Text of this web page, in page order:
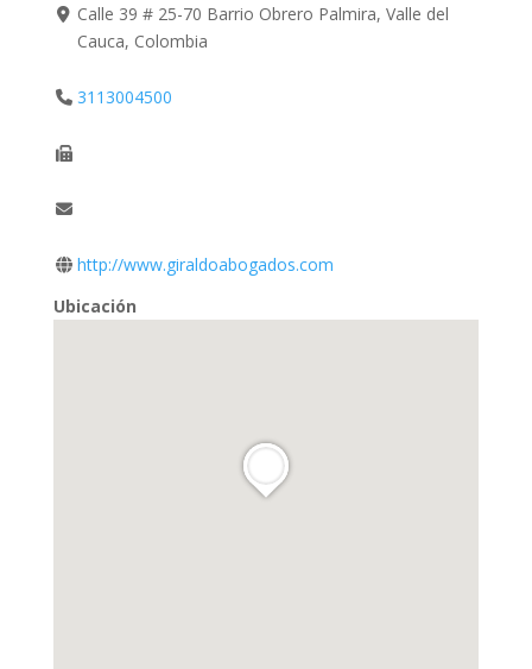
Calle 39 # 25-70 Barrio Obrero Palmira, Valle del
Cauca, Colombia
3113004500
http://www.giraldoabogados.com
Ubicación